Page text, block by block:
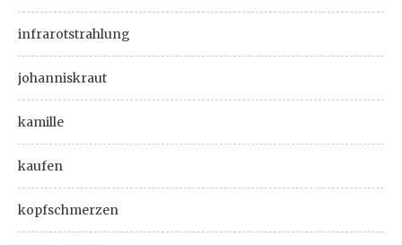
infrarotstrahlung
johanniskraut
kamille
kaufen
kopfschmerzen